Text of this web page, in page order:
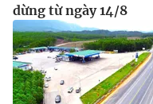
dừng từ ngày 14/8